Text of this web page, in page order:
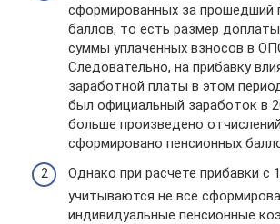
сформированных за прошедший
баллов, то есть размер
суммы уплаченных взносов в
Следовательно, на прибавку
заработной платы в этом
был официальный заработок в
больше произведено
сформировано пенсионных
Однако при расчете прибавки с
учитываются не все
индивидуальные пенсионные